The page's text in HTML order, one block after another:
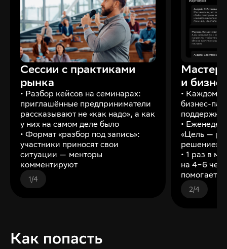
Сессии с практиками
рынка
• Разбор кейсов на семинарах:
приглашённые предприниматели
рассказывают не «как надо», а как
у них на самом деле было
• Формат «разбор под запись»:
участники приносят свои
ситуации — менторы
комментируют
1/4
и
• Каждому
бизнес-
поддержки
•
«Цель —
решение»
• 1 раз в
на 4−6
помогает
2/4